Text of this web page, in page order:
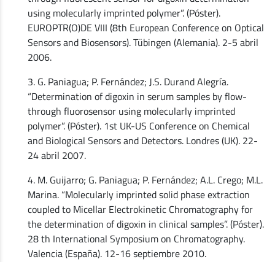
using molecularly imprinted polymer”. (Póster).
EUROPTR(O)DE VIII (8th European Conference on Optical
Sensors and Biosensors). Tübingen (Alemania). 2-5 abril
2006.
3. G. Paniagua; P. Fernández; J.S. Durand Alegría.
“Determination of digoxin in serum samples by flow-
through fluorosensor using molecularly imprinted
polymer”. (Póster). 1st UK-US Conference on Chemical
and Biological Sensors and Detectors. Londres (UK). 22-
24 abril 2007.
4. M. Guijarro; G. Paniagua; P. Fernández; A.L. Crego; M.L.
Marina. “Molecularly imprinted solid phase extraction
coupled to Micellar Electrokinetic Chromatography for
the determination of digoxin in clinical samples”. (Póster).
28 th International Symposium on Chromatography.
Valencia (España). 12-16 septiembre 2010.